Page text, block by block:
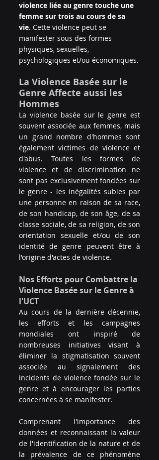
violence liée au genre touche une
femme sur trois au cours de sa
vie. Cette violence peut se
manifester sous des formes
physiques, sexuelles,
psychologiques et/ou économiques.
La Violence Basée sur le
Genre Affecte aussi les
Hommes
La violence basée sur le genre est
souvent associée aux femmes, mais
un grand nombre d'hommes sont
également victimes de violence et
d'abus. Toutes les formes de
violence et de discrimination ne
sont pas exclusivement fondées sur
le genre - les inégalités subies par
une personne en raison de sa race,
de son handicap, de son âge, de sa
classe sociale, de sa religion, de son
orientation sexuelle et/ou de son
identité de genre peuvent être à
l'origine d'actes de violence.
Nos Efforts pour Combattre la
Violence Basée sur le Genre à
l'UCT
Au cours de la dernière décennie,
les efforts et les campagnes
mondiales ont inspiré de
nombreuses initiatives visant à
éliminer la stigmatisation souvent
associée au signalement des
incidents de violence fondée sur le
genre et à encourager les parties
concernées à se manifester.
Comprenant l'importance des
données et reconnaissant la valeur
de l'identification de la nature et de
la prévalence de ce phénomène